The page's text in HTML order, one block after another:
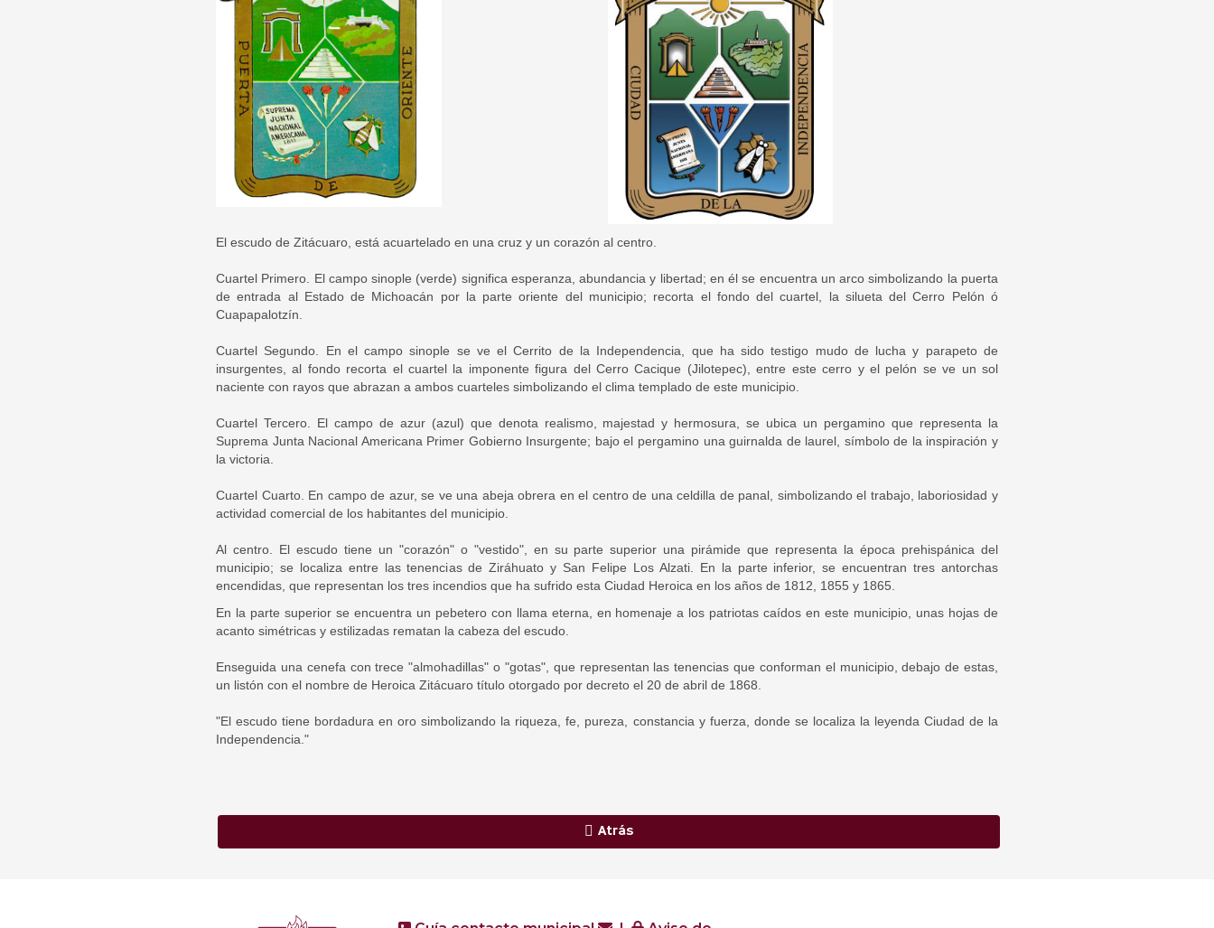
El escudo de Zitácuaro, está acuartelado en una cruz y un corazón al centro.
Cuartel Primero. El campo sinople (verde) significa esperanza, abundancia y libertad; en él se encuentra un arco simbolizando la puerta
de entrada al Estado de Michoacán por la parte oriente del municipio; recorta el fondo del cuartel, la silueta del Cerro Pelón ó
Cuapapalotzín.
Cuartel Segundo. En el campo sinople se ve el Cerrito de la Independencia, que ha sido testigo mudo de lucha y parapeto de
insurgentes, al fondo recorta el cuartel la imponente figura del Cerro Cacique (Jilotepec), entre este cerro y el pelón se ve un sol
naciente con rayos que abrazan a ambos cuarteles simbolizando el clima templado de este municipio.
Cuartel Tercero. El campo de azur (azul) que denota realismo, majestad y hermosura, se ubica un pergamino que representa la
Suprema Junta Nacional Americana Primer Gobierno Insurgente; bajo el pergamino una guirnalda de laurel, símbolo de la inspiración y
la victoria.
Cuartel Cuarto. En campo de azur, se ve una abeja obrera en el centro de una celdilla de panal, simbolizando el trabajo, laboriosidad y
actividad comercial de los habitantes del municipio.
Al centro. El escudo tiene un "corazón" o "vestido", en su parte superior una pirámide que representa la época prehispánica del
municipio; se localiza entre las tenencias de Ziráhuato y San Felipe Los Alzati. En la parte inferior, se encuentran tres antorchas
encendidas, que representan los tres incendios que ha sufrido esta Ciudad Heroica en los años de 1812, 1855 y 1865.
En la parte superior se encuentra un pebetero con llama eterna, en homenaje a los patriotas caídos en este municipio, unas hojas de
acanto simétricas y estilizadas rematan la cabeza del escudo.
Enseguida una cenefa con trece "almohadillas" o "gotas", que representan las tenencias que conforman el municipio, debajo de estas,
un listón con el nombre de Heroica Zitácuaro título otorgado por decreto el 20 de abril de 1868.
"El escudo tiene bordadura en oro simbolizando la riqueza, fe, pureza, constancia y fuerza, donde se localiza la leyenda Ciudad de la
Independencia."
Atrás